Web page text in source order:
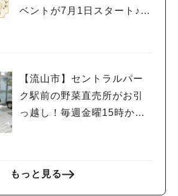
ベントが7月1日スタート♪柏
【流山市】セントラルパー
ク駅前の野菜直売所がお引
っ越し！毎週金曜15時から
もっと見る